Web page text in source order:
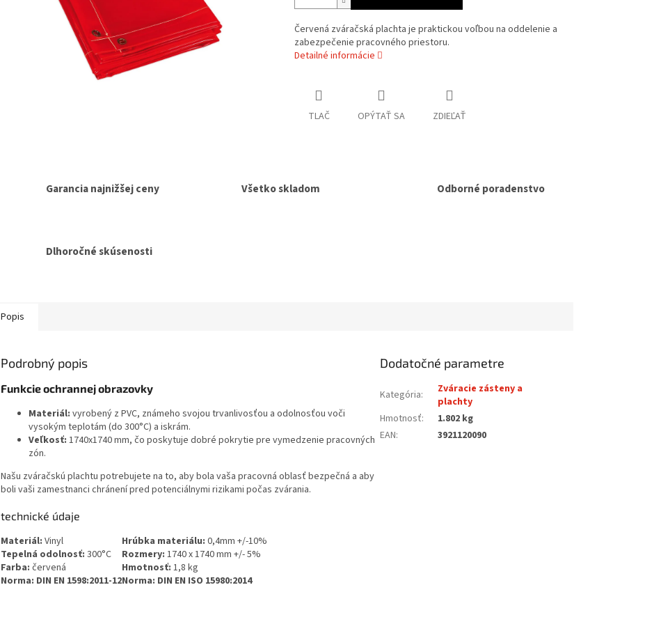
Červená zváračská plachta je praktickou voľbou na oddelenie a
zabezpečenie pracovného priestoru.
Detailné informácie
TLAČ OPÝTAŤ SA ZDIEĽAŤ
Garancia najnižšej ceny Všetko skladom Odborné poradenstvo
Dlhoročné skúsenosti
Popis
Podrobný popis
Funkcie ochrannej obrazovky
Materiál: vyrobený z PVC, známeho svojou trvanlivosťou a odolnosťou voči
vysokým teplotám (do 300°C) a iskrám.
Veľkosť: 1740x1740 mm, čo poskytuje dobré pokrytie pre vymedzenie pracovných
zón.
Našu zváračskú plachtu potrebujete na to, aby bola vaša pracovná oblasť bezpečná a aby
boli vaši zamestnanci chránení pred potenciálnymi rizikami počas zvárania.
technické údaje
Materiál: Vinyl Hrúbka materiálu: 0,4mm +/-10%
Tepelná odolnosť: 300°C Rozmery: 1740 x 1740 mm +/- 5%
Farba: červená Hmotnosť: 1,8 kg
Norma: DIN EN 1598:2011-12Norma: DIN EN ISO 15980:2014
Dodatočné parametre
Kategória:
Zváracie zásteny a
plachty
Hmotnosť:
1.802 kg
EAN: 3921120090